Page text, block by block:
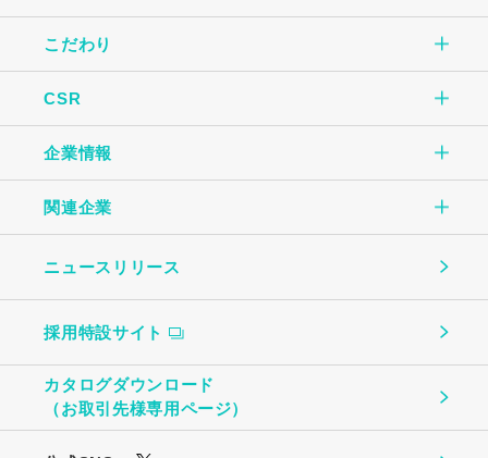
商品情報TOP
オムレツ
温泉たまご・ゆで卵
こだわり
こだわりTOP
大切にしていること
ものづくり
CSR
CSR TOP
働く社員のために
企業情報
企業情報TOP
ご挨拶
会社概要
事業所・関連企業
関連企業
（株）中条たまご
中条たまご直売店
（株）ビッグエッグ札幌
ニュースリリース
採用特設サイト
カタログダウンロード
（お取引先様専用ページ）